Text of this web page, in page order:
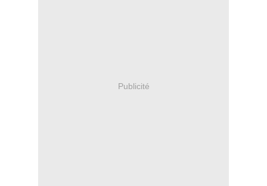
Publicité